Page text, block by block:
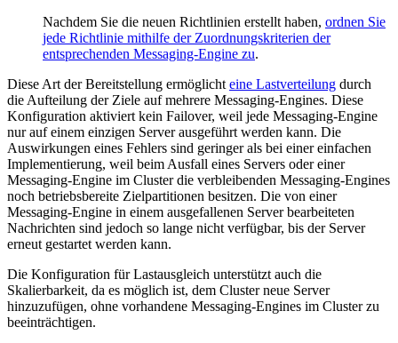
Nachdem Sie die neuen Richtlinien erstellt haben, ordnen Sie
jede Richtlinie mithilfe der Zuordnungskriterien der
entsprechenden Messaging-Engine zu.
Diese Art der Bereitstellung ermöglicht eine Lastverteilung durch
die Aufteilung der Ziele auf mehrere Messaging-Engines. Diese
Konfiguration aktiviert kein Failover, weil jede Messaging-Engine
nur auf einem einzigen Server ausgeführt werden kann. Die
Auswirkungen eines Fehlers sind geringer als bei einer einfachen
Implementierung, weil beim Ausfall eines Servers oder einer
Messaging-Engine im Cluster die verbleibenden Messaging-Engines
noch betriebsbereite Zielpartitionen besitzen. Die von einer
Messaging-Engine in einem ausgefallenen Server bearbeiteten
Nachrichten sind jedoch so lange nicht verfügbar, bis der Server
erneut gestartet werden kann.
Die Konfiguration für Lastausgleich unterstützt auch die
Skalierbarkeit, da es möglich ist, dem Cluster neue Server
hinzuzufügen, ohne vorhandene Messaging-Engines im Cluster zu
beeinträchtigen.